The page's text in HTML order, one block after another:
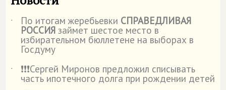
˙ По итогам жеребьевки СПРАВЕДЛИВАЯ
РОССИЯ займет шестое место в
избирательном бюллетене на выборах в
Госдуму
˙
❗️❗️❗️Сергей Миронов предложил списывать
часть ипотечного долга при рождении детей